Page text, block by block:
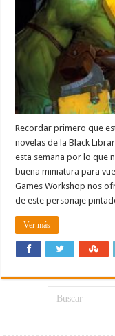
Recordar primero que
novelas de la Black
esta semana por lo que
buena miniatura para
Games Workshop nos
de este personaje
Ver más